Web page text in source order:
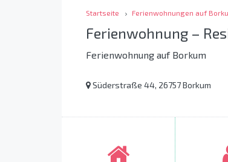
Startseite Ferienwohnungen auf
Ferienwohnung –
Ferienwohnung auf Borkum
Süderstraße 44, 26757 Borkum